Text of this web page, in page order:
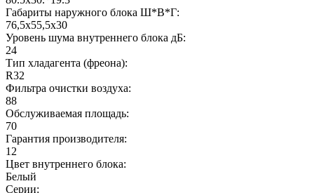
Габариты наружного блока Ш*В*Г:
76,5x55,5x30
Уровень шума внутреннего блока дБ:
24
Тип хладагента (фреона):
R32
Фильтра очистки воздуха:
88
Обслуживаемая площадь:
70
Гарантия производителя:
12
Цвет внутреннего блока:
Белый
Серии: